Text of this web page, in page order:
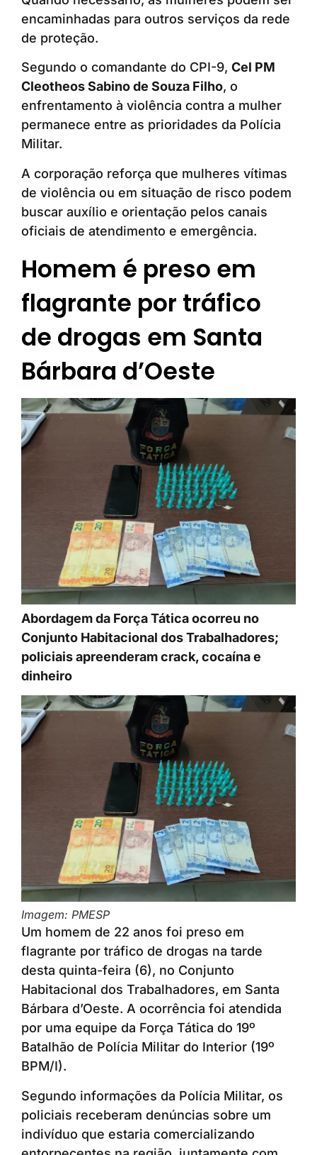
encaminhadas para outros serviços da rede
de proteção.
Segundo o comandante do CPI-9, Cel PM
Cleotheos Sabino de Souza Filho, o
enfrentamento à violência contra a mulher
permanece entre as prioridades da Polícia
Militar.
A corporação reforça que mulheres vítimas
de violência ou em situação de risco podem
buscar auxílio e orientação pelos canais
oficiais de atendimento e emergência.
Homem é preso em
flagrante por tráfico
de drogas em Santa
Bárbara d’Oeste
Abordagem da Força Tática ocorreu no
Conjunto Habitacional dos Trabalhadores;
policiais apreenderam crack, cocaína e
dinheiro
Imagem: PMESP
Um homem de 22 anos foi preso em
flagrante por tráfico de drogas na tarde
desta quinta-feira (6), no Conjunto
Habitacional dos Trabalhadores, em Santa
Bárbara d’Oeste. A ocorrência foi atendida
por uma equipe da Força Tática do 19º
Batalhão de Polícia Militar do Interior (19º
BPM/I).
Segundo informações da Polícia Militar, os
policiais receberam denúncias sobre um
indivíduo que estaria comercializando